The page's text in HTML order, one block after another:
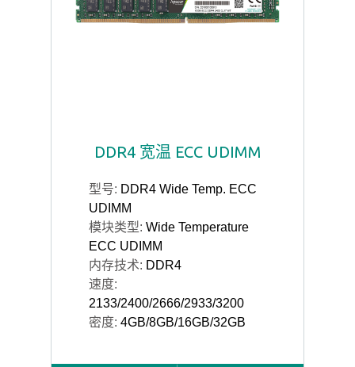
DDR4 宽温 ECC UDIMM
型号: DDR4 Wide Temp. ECC
UDIMM
模块类型: Wide Temperature
ECC UDIMM
内存技术: DDR4
速度:
2133/2400/2666/2933/3200
密度: 4GB/8GB/16GB/32GB